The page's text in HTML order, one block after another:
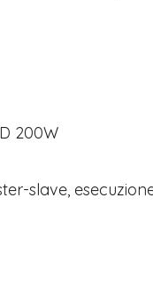
200W
slave,